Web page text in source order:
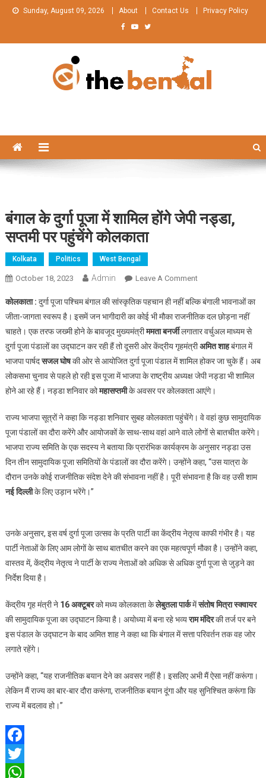
Skip
Sunday, August 09, 2026 About Contact Us Privacy Policy
बंगाल के दुर्गा पूजा में शामिल होंगे जेपी नड्डा,
सप्तमी पर पहुंचेंगे कोलकाता
Kolkata Politics West Bengal
October 18, 2023 Admin Leave A CommentOn
के
दुर्गा
पूजा
में
शामिल
होंगे
जेपी
सप्तमी
पर
कोलकाता
कोलकाता : दुर्गा पूजा पश्चिम बंगाल की सांस्कृतिक पहचान ही नहीं बल्कि बंगाली भावनाओं का
जीता-जागता स्वरूप है। इसमें जन भागीदारी का कोई भी मौका राजनीतिक दल छोड़ना नहीं
चाहते। एक तरफ जख्मी होने के बावजूद मुख्यमंत्रीममता बनर्जीलगातार वर्चुअल माध्यम से
दुर्गा पूजा पंडालों का उद्घाटन कर रही हैं तो दूसरी ओर केंद्रीय गृहमंत्रीअमित शाहबंगाल में
भाजपा पार्षदसजल घोषकी ओर से आयोजित दुर्गा पूजा पंडाल में शामिल होकर जा चुके हैं। अब
लोकसभा चुनाव से पहले हो रही इस पूजा में भाजपा के राष्ट्रीय अध्यक्ष जेपी नड्डा भी शामिल
होने आ रहे हैं। नड्डा शनिवार कोमहासप्तमीके अवसर पर कोलकाता आएंगे।
राज्य भाजपा सूत्रों ने कहा कि नड्डा शनिवार सुबह कोलकाता पहुंचेंगे। वे वहां कुछ सामुदायिक
पूजा पंडालों का दौरा करेंगे और आयोजकों के साथ-साथ वहां आने वाले लोगों से बातचीत करेंगे।
भाजपा राज्य समिति के एक सदस्य ने बताया कि प्रारंभिक कार्यक्रम के अनुसार नड्डा उस
दिन तीन सामुदायिक पूजा समितियों के पंडालों का दौरा करेंगे। उन्‍होंने कहा, “उस यात्रा के
दौरान उनके कोई राजनीतिक संदेश देने की संभावना नहीं है। पूरी संभावना है कि वह उसी शाम
नई दिल्लीके लिए उड़ान भरेंगे।”
उनके अनुसार, इस वर्ष दुर्गा पूजा उत्सव के प्रति पार्टी का केंद्रीय नेतृत्व काफी गंभीर है। यह
पार्टी नेताओं के लिए आम लोगों के साथ बातचीत करने का एक महत्वपूर्ण मौका है। उन्होंने कहा,
वास्तव में, केंद्रीय नेतृत्व ने पार्टी के राज्य नेताओं को अधिक से अधिक दुर्गा पूजा से जुड़ने का
निर्देश दिया है।
केंद्रीय गृह मंत्री ने 16 अक्टूबरको मध्य कोलकाता केलेबुतला पार्कमेंसंतोष मित्रा स्क्वायर
की सामुदायिक पूजा का उद्घाटन किया है। अयोध्या में बना रहे भव्यराम मंदिरकी तर्ज पर बने
इस पंडाल के उद्घाटन के बाद अमित शाह ने कहा था कि बंगाल में सत्ता परिवर्तन तक वह जोर
लगाते रहेंगे।
उन्‍होंने कहा, “यह राजनीतिक बयान देने का अवसर नहीं है। इसलिए अभी मैं ऐसा नहीं करूंगा।
लेकिन मैं राज्य का बार-बार दौरा करूंगा, राजनीतिक बयान दूंगा और यह सुनिश्चित करूंगा कि
राज्य में बदलाव हो।”
Facebook
Twitter